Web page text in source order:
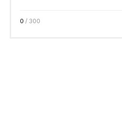
0 / 300